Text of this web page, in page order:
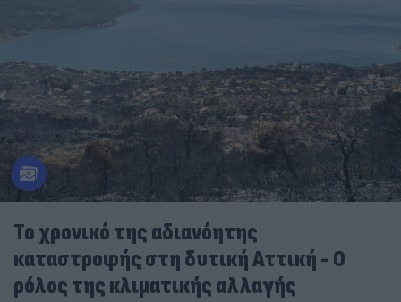
Το χρονικό της αδιανόητης
καταστροφής στη δυτική Αττική - Ο
ρόλος της κλιματικής αλλαγής